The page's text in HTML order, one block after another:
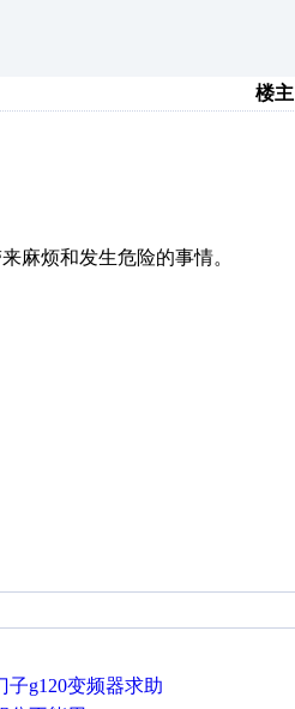
楼主
麻烦和发生危险的事情。
子g120变频器求助